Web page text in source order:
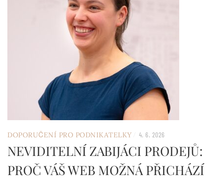
DOPORUČENÍ PRO PODNIKATELKY 4. 6. 2026
NEVIDITELNÍ ZABIJÁCI PRODEJŮ:
PROČ VÁŠ WEB MOŽNÁ PŘICHÁZÍ